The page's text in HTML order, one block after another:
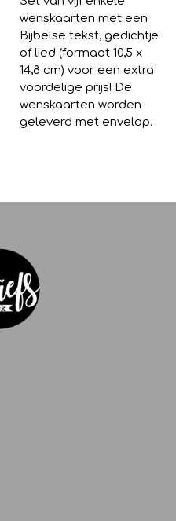
wenskaarten met een
Bijbelse tekst, gedichtje
of lied (formaat 10,5 x
14,8 cm) voor een extra
voordelige prijs! De
wenskaarten worden
geleverd met envelop.